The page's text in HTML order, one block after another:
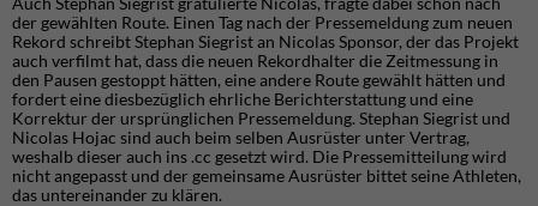
der gewählten Route. Einen Tag nach der Pressemeldung zum neuen
Rekord schreibt Stephan Siegrist an Nicolas Sponsor, der das Projekt
auch verfilmt hat, dass die neuen Rekordhalter die Zeitmessung in
den Pausen gestoppt hätten, eine andere Route gewählt hätten und
fordert eine diesbezüglich ehrliche Berichterstattung und eine
Korrektur der ursprünglichen Pressemeldung. Stephan Siegrist und
Nicolas Hojac sind auch beim selben Ausrüster unter Vertrag,
weshalb dieser auch ins .cc gesetzt wird. Die Pressemitteilung wird
nicht angepasst und der gemeinsame Ausrüster bittet seine Athleten,
das untereinander zu klären.